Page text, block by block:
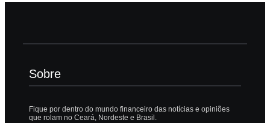
Sobre
Fique por dentro do mundo financeiro das notícias e opiniões
que rolam no Ceará, Nordeste e Brasil.